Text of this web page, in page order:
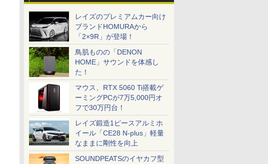
レイズのプレミアムカー向け
ブランドHOMURAから
「2×9R」が登場！
鳥肌ものの「DENON
HOME」サウンドを体感し
た！
マウス、RTX 5060 Ti搭載ゲ
ーミングPCが7万5,000円オ
フで30万円台！
レイズ鍛造1ピースアルミホ
イール「CE28 N-plus」軽量
なままに剛性を向上
SOUNDPEATSのイヤカフ型